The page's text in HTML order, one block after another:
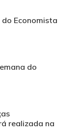
do Economista
do
realizada na